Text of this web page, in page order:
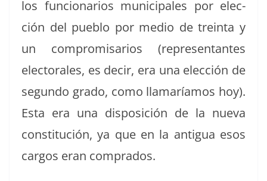
los fun­cionar­ios munic­i­pales por elec­
ción del pueblo por medio de trein­ta y
un com­pro­mis­ar­ios (rep­re­sen­tantes
elec­torales, es decir, era una elec­ción de
segun­do gra­do, como lla­maríamos hoy).
Esta era una dis­posi­ción de la nue­va
con­sti­tu­ción, ya que en la antigua esos
car­gos eran comprados.